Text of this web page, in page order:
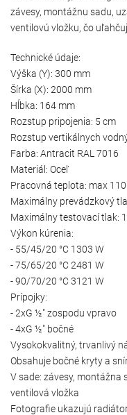
závesy, montážnu sadu,
ventilovú vložku, čo
Technické údaje:
Výška (Y): 300 mm
Šírka (X): 2000 mm
Hĺbka: 164 mm
Rozstup pripojenia: 5 cm
Rozstup vertikálnych
Farba: Antracit RAL 7016
Materiál: Oceľ
Pracovná teplota: max 110
Maximálny prevádzkový
Maximálny testovací tlak:
Výkon kúrenia:
- 55/45/20 °C 1303 W
- 75/65/20 °C 2481 W
- 90/70/20 °C 3121 W
Prípojky:
- 2xG ½″ zospodu vpravo
- 4xG ½″ bočné
Vysokokvalitný, trvanlivý
Obsahuje bočné kryty a
V sade: závesy, montážna
ventilová vložka
Fotografie ukazujú